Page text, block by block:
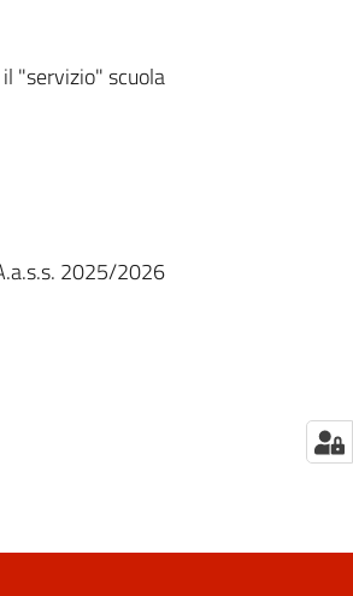
"servizio" scuola
2025/2026